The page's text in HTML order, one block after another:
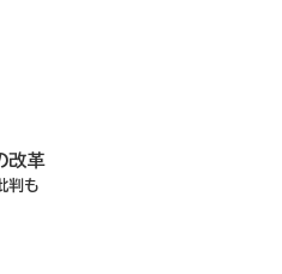
改革
判も